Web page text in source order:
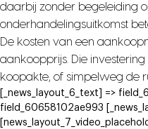
daarbij zonder begeleiding
onderhandelingsuitkomst
De kosten van een
aankoopprijs. Die
koopakte, of simpelweg de
[_news_layout_6_text] =>
field_60658102ae993